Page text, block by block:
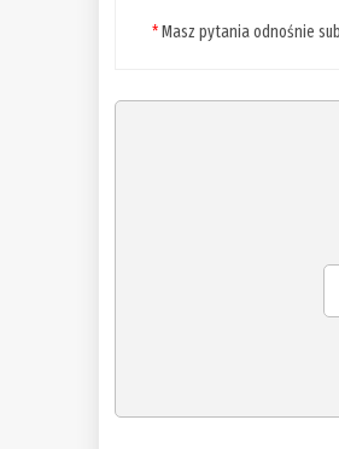
*Masz pytania odnośnie